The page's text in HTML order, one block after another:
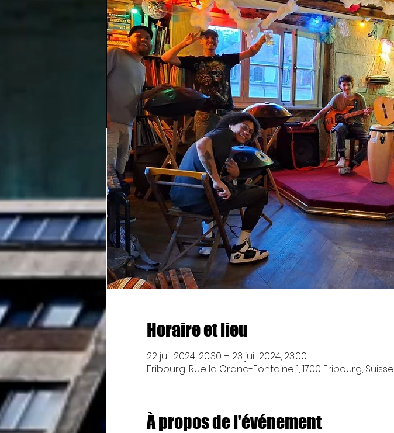
Horaire et lieu
22 juil. 2024, 20:30 – 23 juil. 2024, 23:00
Fribourg, Rue la Grand-Fontaine 1, 1700 Fribourg, Suisse
À propos de l'événement